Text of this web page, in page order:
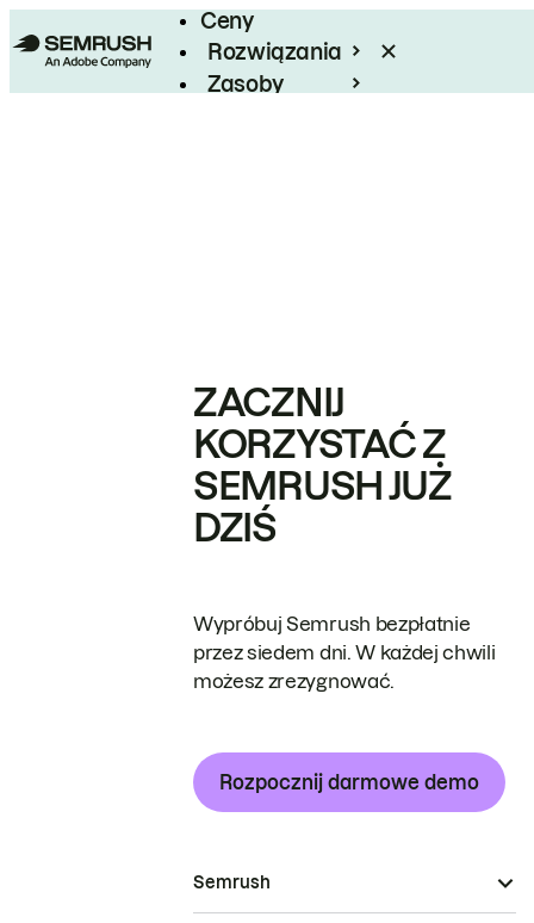
Ceny
Rozwiązania
Zasoby
ZACZNIJ
KORZYSTAĆ Z
SEMRUSH JUŻ
DZIŚ
Wypróbuj Semrush bezpłatnie
przez siedem dni. W każdej chwili
możesz zrezygnować.
Rozpocznij darmowe demo
Semrush